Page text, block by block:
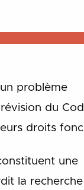
problème
du
droits
une
la